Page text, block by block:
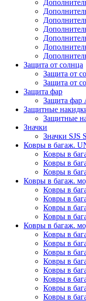
Защита от солнца
Защита от
Защита от
Защита фар
Защита фар
Защитные
Защитные
Значки
Значки SJS
Ковры в багаж.
Ковры в
Ковры в
Ковры в
Ковры в багаж.
Ковры в
Ковры в
Ковры в
Ковры в
Ковры в багаж.
Ковры в
Ковры в
Ковры в
Ковры в
Ковры в
Ковры в
Ковры в
Ковры в